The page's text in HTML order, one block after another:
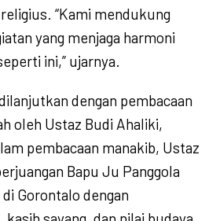
“Kami mendukung
yang menjaga harmoni
ini,” ujarnya.
dengan pembacaan
oleh Ustaz Budi Ahaliki,
pembacaan manakib, Ustaz
Bapu Ju Panggola
Gorontalo dengan